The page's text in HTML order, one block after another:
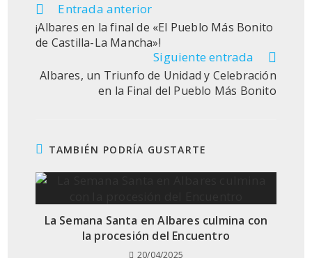
Leer
más
artículos
Entrada anterior
¡Albares en la final de «El Pueblo Más Bonito
de Castilla-La Mancha»!
Siguiente entrada
Albares, un Triunfo de Unidad y Celebración
en la Final del Pueblo Más Bonito
TAMBIÉN PODRÍA GUSTARTE
La Semana Santa en Albares culmina con
la procesión del Encuentro
20/04/2025